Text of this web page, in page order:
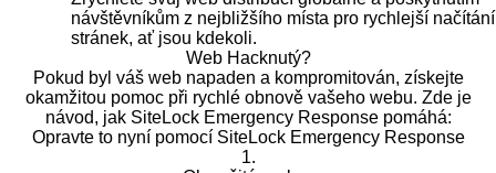
návštěvníkům z nejbližšího místa pro rychlejší načítání
stránek, ať jsou kdekoli.
Web Hacknutý?
Pokud byl váš web napaden a kompromitován, získejte
okamžitou pomoc při rychlé obnově vašeho webu. Zde je
návod, jak SiteLock Emergency Response pomáhá:
Opravte to nyní pomocí SiteLock Emergency Response
1.